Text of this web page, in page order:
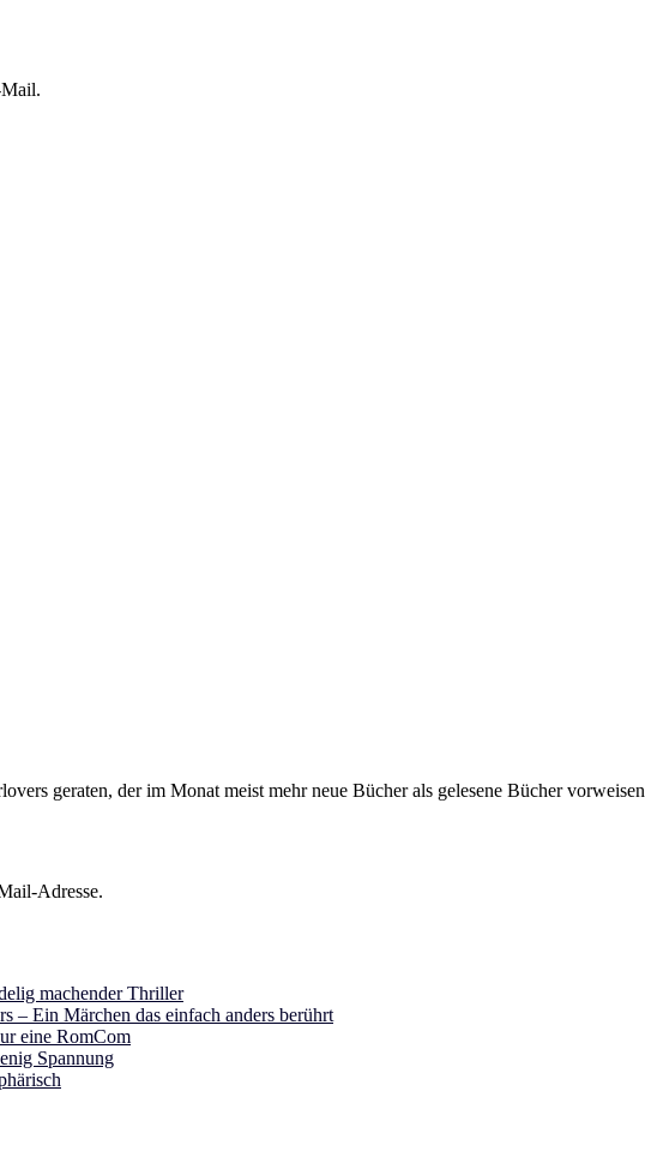
geraten, der im Monat meist mehr neue Bücher als gelesene Bücher
Adresse.
machender Thriller
– Ein Märchen das einfach anders berührt
eine RomCom
Spannung